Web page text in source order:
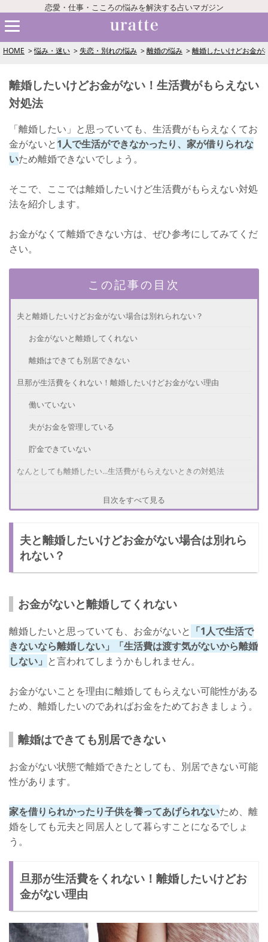
恋愛・仕事・こころの悩みを解決する占いマガジン
HOME 悩み・迷い 失恋・別れの悩み 離婚の悩み 離婚したいけどお金が
離婚したいけどお金がない！生活費がもらえない
対処法
「離婚したい」と思っていても、生活費がもらえなくてお
金がないと1人で生活ができなかったり、家が借りられな
いため離婚できないでしょう。
そこで、ここでは離婚したいけど生活費がもらえない対処
法を紹介します。
お金がなくて離婚できない方は、ぜひ参考にしてみてくだ
さい。
この記事の目次
夫と離婚したいけどお金がない場合は別れられない？
お金がないと離婚してくれない
離婚はできても別居できない
旦那が生活費をくれない！離婚したいけどお金がない理由
働いていない
夫がお金を管理している
貯金できていない
なんとしても離婚したい...生活費がもらえないときの対処法
慰謝料や養育費を請求する
夫と離婚したい！なんとかして生活費をもらう方法
離婚しないで別居する
離婚調停をする
なにすればいい？離婚したいけどお金がない場合の対策
目次をすべて見る
夫と離婚したいけどお金がない場合は別れら
れない？
お金がないと離婚してくれない
離婚したいと思っていても、お金がないと 「1人で生活で
きないなら離婚しない」「生活費は渡す気がないから離婚
しない」 と言われてしまうかもしれません。
お金がないことを理由に離婚してもらえない可能性がある
ため、離婚したいのであればお金をためておきましょう。
離婚はできても別居できない
お金がない状態で離婚できたとしても、別居できない可能
性があります。
家を借りられかったり子供を養ってあげられないため、離
婚をしても元夫と同居人として暮らすことになるでしょ
う。
旦那が生活費をくれない！離婚したいけどお
金がない理由